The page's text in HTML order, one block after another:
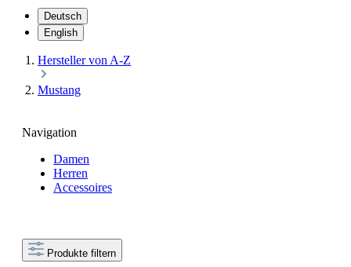
Deutsch
English
Hersteller von A-Z
Mustang
Navigation
Damen
Herren
Accessoires
Produkte filtern